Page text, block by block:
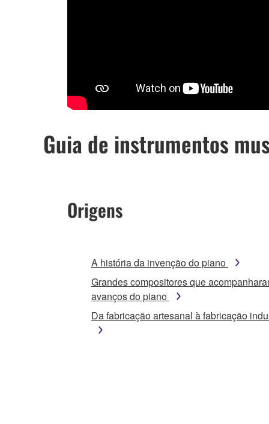
Guia de instrumentos
Origens
A história da invenção do piano
Grandes compositores que
avanços do piano
Da fabricação artesanal à fabricação